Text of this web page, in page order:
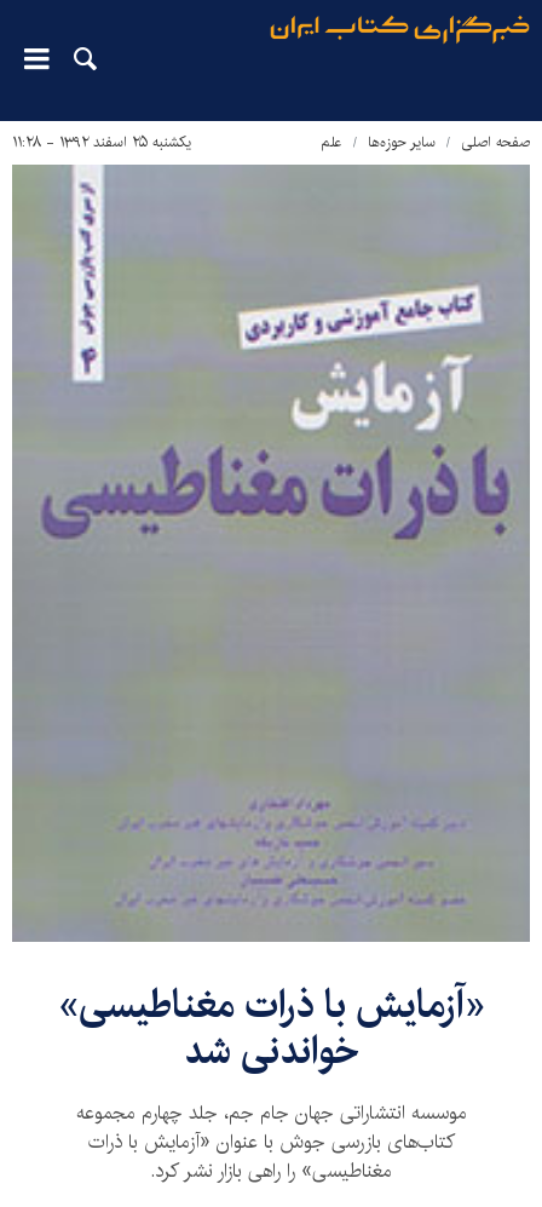
صفحه اصلی سایر حوزه‌ها علم یکشنبه ۲۵ اسفند ۱۳۹۲ - ۱۱:۲۸
«آزمایش با ذرات مغناطیسی»
خواندنی شد
موسسه انتشاراتی جهان جام جم، جلد چهارم مجموعه
کتاب‌های بازرسی جوش با عنوان «آزمایش با ذرات
مغناطیسی» را راهی بازار نشر کرد.